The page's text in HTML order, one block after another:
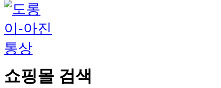
쇼핑몰 검색